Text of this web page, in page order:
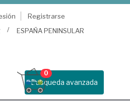
Registrarse
ESPAÑA PENINSULAR
Busqueda avanzada
0